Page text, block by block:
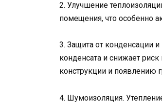
2. Улучшение
помещения, что особенно
3. Защита от конденсации
конденсата и снижает
конструкции и появлению
4. Шумоизоляция.